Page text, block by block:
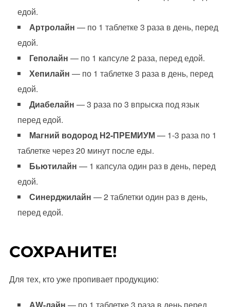
едой.
Артролайн — по 1 таблетке 3 раза в день, перед
едой.
Геполайн — по 1 капсуле 2 раза, перед едой.
Хепилайн — по 1 таблетке 3 раза в день, перед
едой.
Диабелайн — 3 раза по 3 впрыска под язык
перед едой.
Магний водород Н2-ПРЕМИУМ— 1-3 раза по 1
таблетке через 20 минут после еды.
Бьютилайн — 1 капсула один раз в день, перед
едой.
Синерджилайн — 2 таблетки один раз в день,
перед едой.
СОХРАНИТЕ!
Для тех, кто уже пропивает продукцию:
АW-лайн — по 1 таблетке 3 раза в день перед